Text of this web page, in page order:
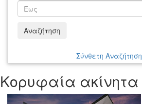
Αναζήτηση
Σύνθετη Αναζήτηση
Κορυφαία ακίνητα